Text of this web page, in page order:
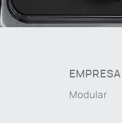
EMPRESA
Modular